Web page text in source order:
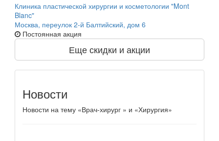
Клиника пластической хирургии и косметологии "Mont
Blanc"
Москва, переулок 2-й Балтийский, дом 6
Постоянная акция
Еще скидки и акции
Новости
Новости на тему «Врач-хирург » и «Хирургия»